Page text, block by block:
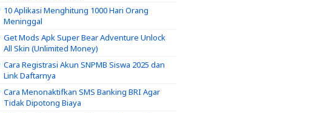
10 Aplikasi Menghitung 1000 Hari Orang
Meninggal
Get Mods Apk Super Bear Adventure Unlock
All Skin (Unlimited Money)
Cara Registrasi Akun SNPMB Siswa 2025 dan
Link Daftarnya
Cara Menonaktifkan SMS Banking BRI Agar
Tidak Dipotong Biaya